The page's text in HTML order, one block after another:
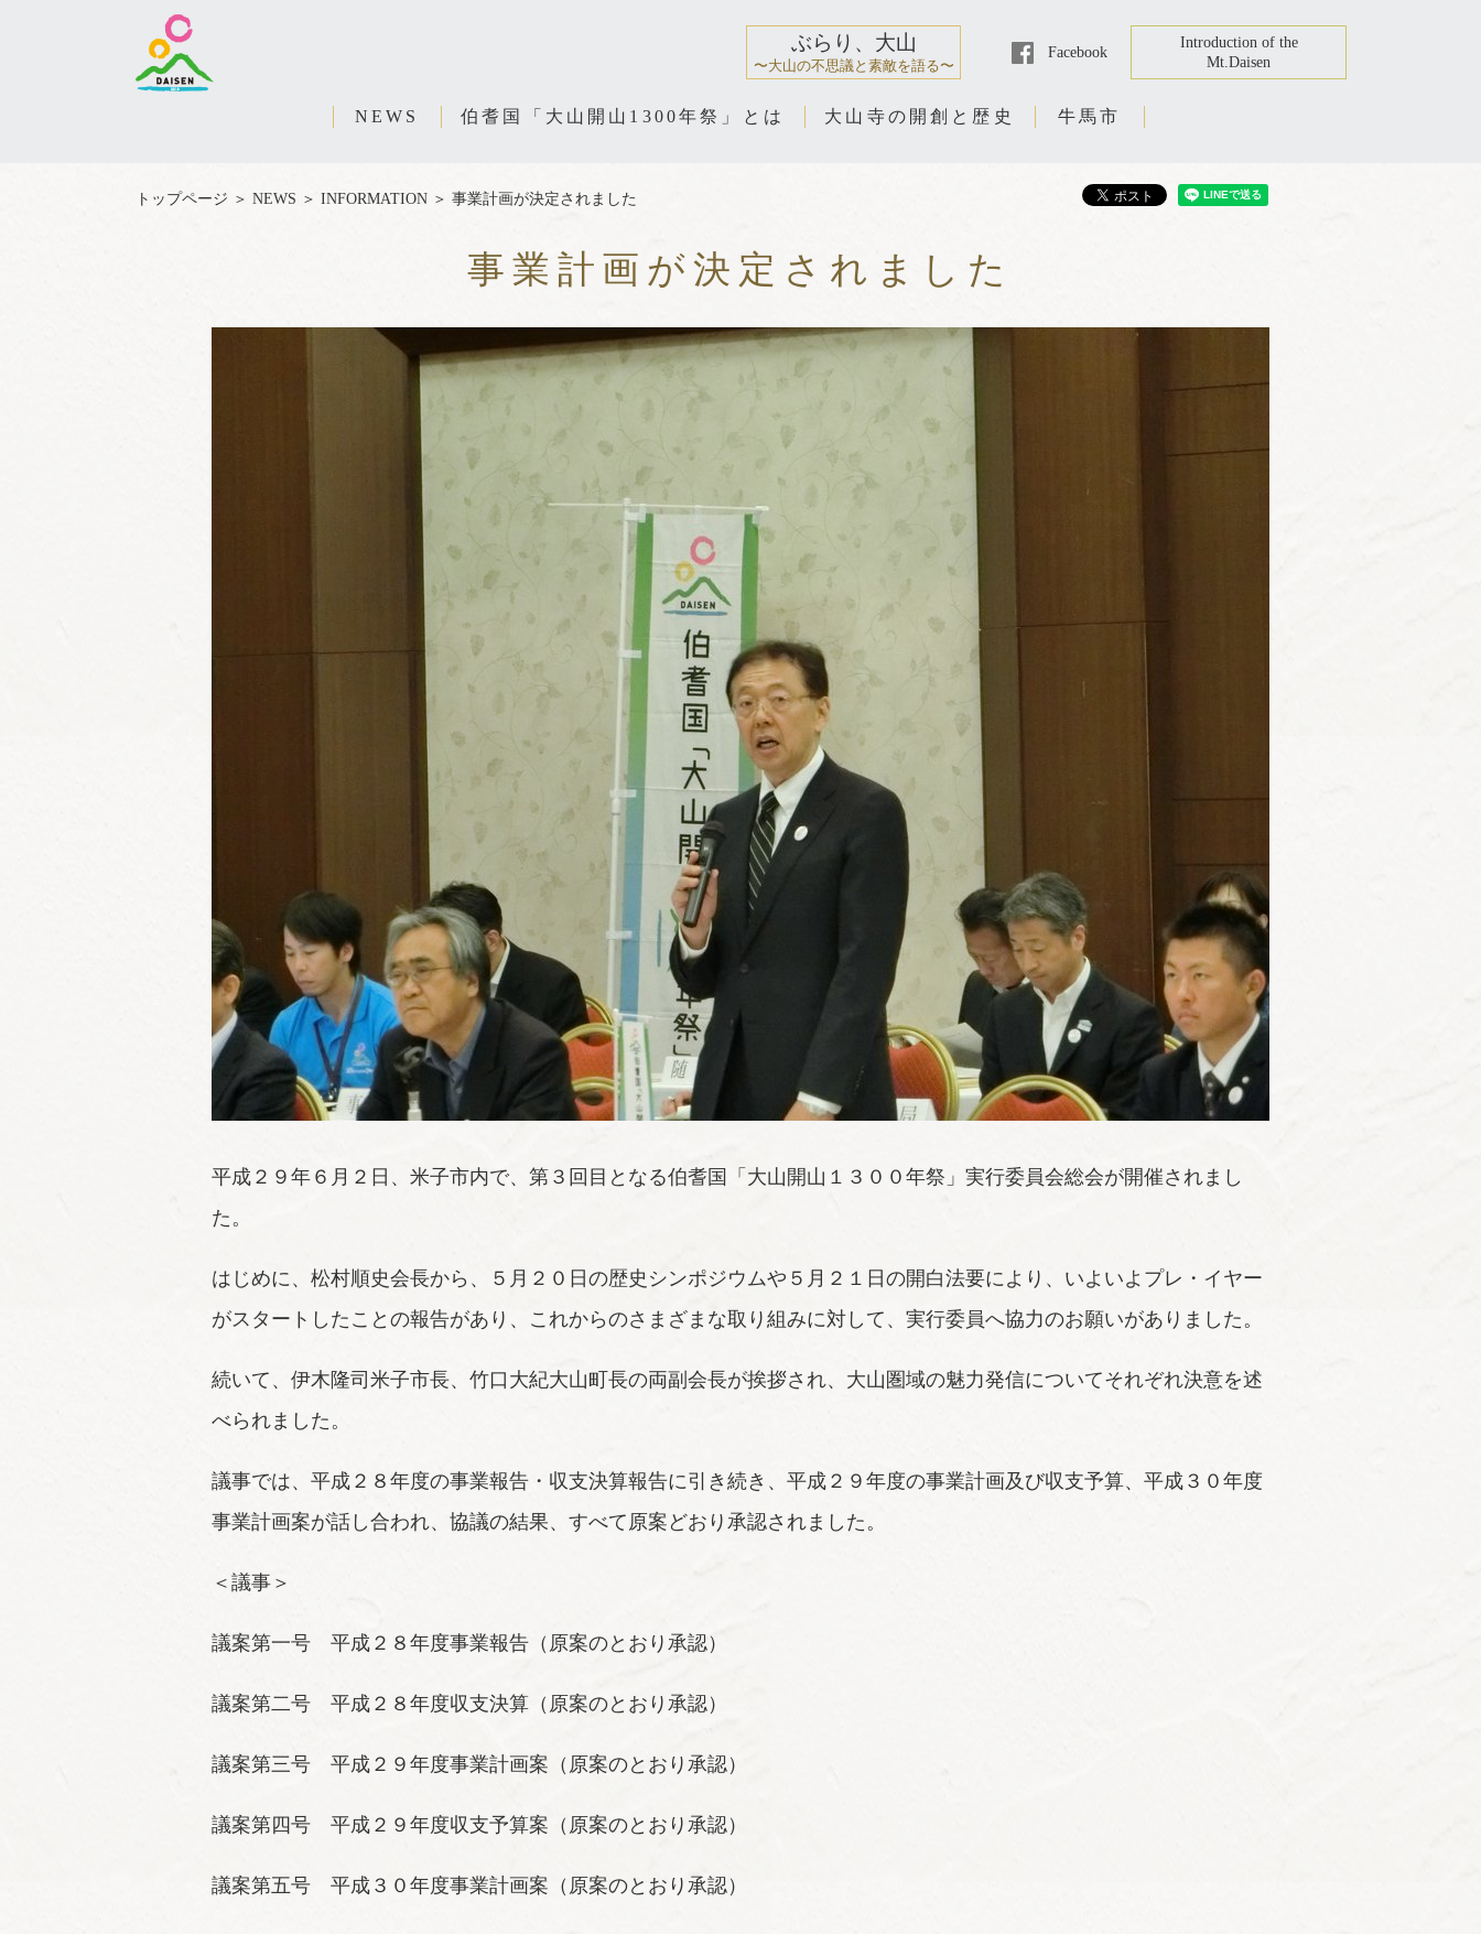
ぶらり、大山
〜大山の不思議と素敵を語る〜
Facebook
Introduction of the
Mt.Daisen
NEWS 伯耆国「大山開山1300年祭」とは 大山寺の開創と歴史 牛馬市
トップページ ＞ NEWS ＞ INFORMATION ＞ 事業計画が決定されました
事業計画が決定されました
平成２９年６月２日、米子市内で、第３回目となる伯耆国「大山開山１３００年祭」実行委員会総会が開催されまし
た。
はじめに、松村順史会長から、５月２０日の歴史シンポジウムや５月２１日の開白法要により、いよいよプレ・イヤー
がスタートしたことの報告があり、これからのさまざまな取り組みに対して、実行委員へ協力のお願いがありました。
続いて、伊木隆司米子市長、竹口大紀大山町長の両副会長が挨拶され、大山圏域の魅力発信についてそれぞれ決意を述
べられました。
議事では、平成２８年度の事業報告・収支決算報告に引き続き、平成２９年度の事業計画及び収支予算、平成３０年度
事業計画案が話し合われ、協議の結果、すべて原案どおり承認されました。
＜議事＞
議案第一号 平成２８年度事業報告（原案のとおり承認）
議案第二号 平成２８年度収支決算（原案のとおり承認）
議案第三号 平成２９年度事業計画案（原案のとおり承認）
議案第四号 平成２９年度収支予算案（原案のとおり承認）
議案第五号 平成３０年度事業計画案（原案のとおり承認）